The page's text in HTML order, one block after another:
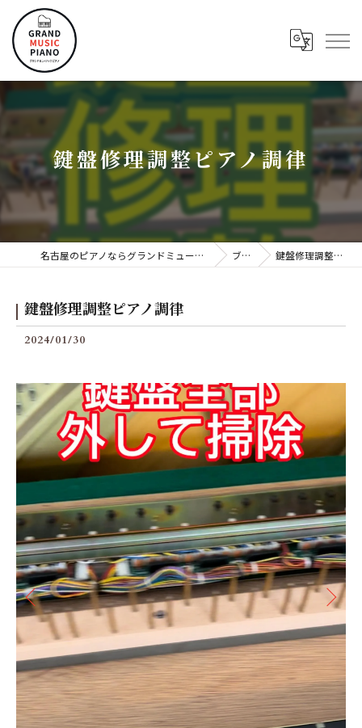
鍵盤修理調整ピアノ調律
名古屋のピアノならグランドミュージックピアノ株式会社 ブログ 鍵盤修理調整ピアノ調律
鍵盤修理調整ピアノ調律
2024/01/30